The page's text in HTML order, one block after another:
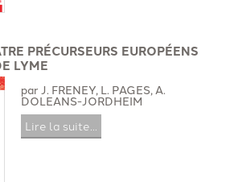
PRÉCURSEURS EUROPÉENS
LYME
par J. FRENEY, L. PAGES, A.
DOLEANS-JORDHEIM
Lire la suite...